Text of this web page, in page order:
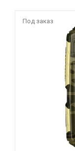
Под заказ